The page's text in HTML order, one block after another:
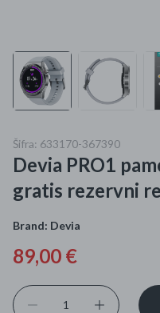
Specijalne kategorije
Čišćenje zaliha
Kišobrani akcija
Ograničena cijena
Roba s greškom
Šifra: 633170-367390
Devia PRO1
gratis rezervni
Brand: Devia
89,00 €